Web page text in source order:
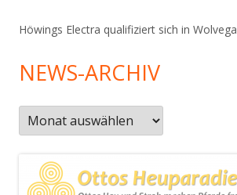
Höwings Electra qualifiziert sich in Wolvega
NEWS-ARCHIV
News-
Archiv